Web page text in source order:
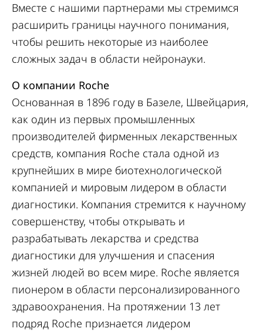
Вместе с нашими партнерами мы стремимся
расширить границы научного понимания,
чтобы решить некоторые из наиболее
сложных задач в области нейронауки.
О компании Roche
Основанная в 1896 году в Базеле, Швейцария,
как один из первых промышленных
производителей фирменных лекарственных
средств, компания Roche стала одной из
крупнейших в мире биотехнологической
компанией и мировым лидером в области
диагностики. Компания стремится к научному
совершенству, чтобы открывать и
разрабатывать лекарства и средства
диагностики для улучшения и спасения
жизней людей во всем мире. Roche является
пионером в области персонализированного
здравоохранения. На протяжении 13 лет
подряд Roche признается лидером